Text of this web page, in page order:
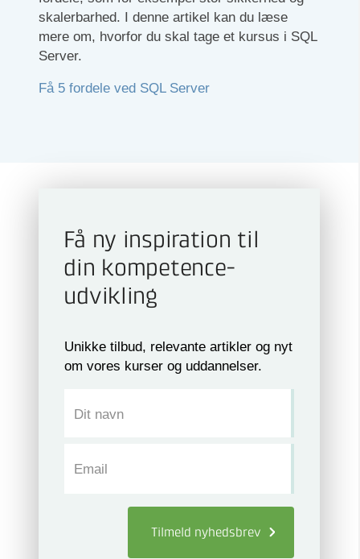
skalerbarhed. I denne artikel kan du læse
mere om, hvorfor du skal tage et kursus i SQL
Server.
Få 5 fordele ved SQL Server
Få ny inspiration til
din kompetence­
udvikling
Unikke tilbud, relevante artikler og nyt
om vores kurser og uddannelser.
Dit navn
Email
Tilmeld nyhedsbrev